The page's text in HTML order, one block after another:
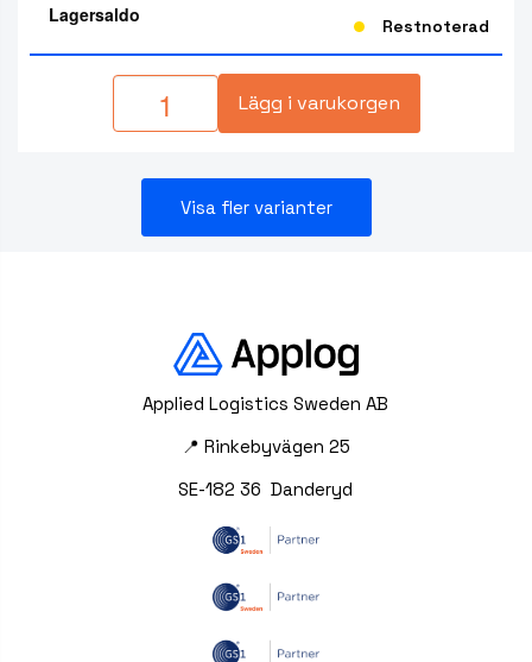
Lagersaldo Restnoterad
Lägg i varukorgen
Visa fler varianter
Applied Logistics Sweden AB
📍 Rinkebyvägen 25
SE-182 36 Danderyd